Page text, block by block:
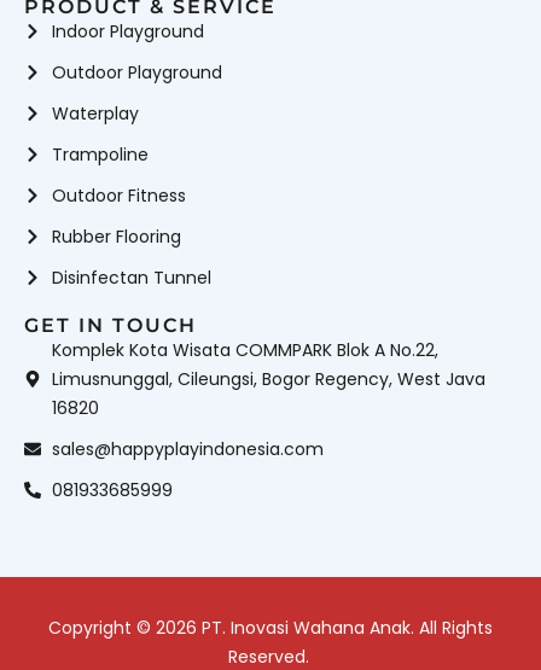
PRODUCT & SERVICE
Indoor Playground
Outdoor Playground
Waterplay
Trampoline
Outdoor Fitness
Rubber Flooring
Disinfectan Tunnel
GET IN TOUCH
Komplek Kota Wisata COMMPARK Blok A No.22,
Limusnunggal, Cileungsi, Bogor Regency, West Java
16820
sales@happyplayindonesia.com
081933685999
Copyright © 2026 PT. Inovasi Wahana Anak. All Rights
Reserved.